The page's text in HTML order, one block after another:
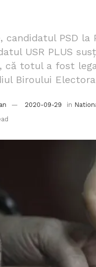
candidatul PSD
USR PLUS
că totul a fost
Biroului
2020-09-29 in